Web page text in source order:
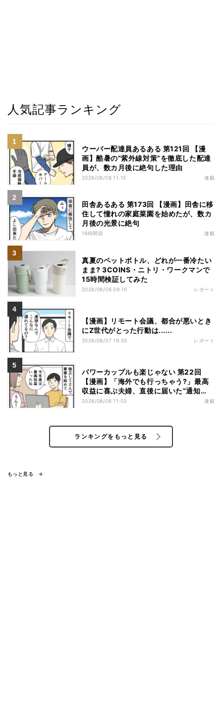
人気記事ランキング
ウーバー配達員あるある 第121回 【漫
画】酷暑の“紫外線対策”を徹底した配達
員が、数カ月後に絶句した理由
2026/08/08 11:15 連載
田舎あるある 第173回 【漫画】田舎に移
住して憧れの家庭菜園を始めたが、数カ
月後の光景に絶句
19時間前 連載
真夏のペットボトル、どれが一番冷たい
まま? 3COINS・ニトリ・ワークマンで
15時間検証してみた
2026/08/08 09:10 レポート
【漫画】リモート会議、都合が悪いとき
にZ世代がとった行動は......
2026/08/07 16:03 レポート
パワーカップルも楽じゃない 第22回
【漫画】「海外でも行っちゃう?」最高
収益に喜ぶ夫婦、直後に届いた“通知
書”で現実に戻された
2026/08/08 11:03 連載
ランキングをもっと見る
もっと見る